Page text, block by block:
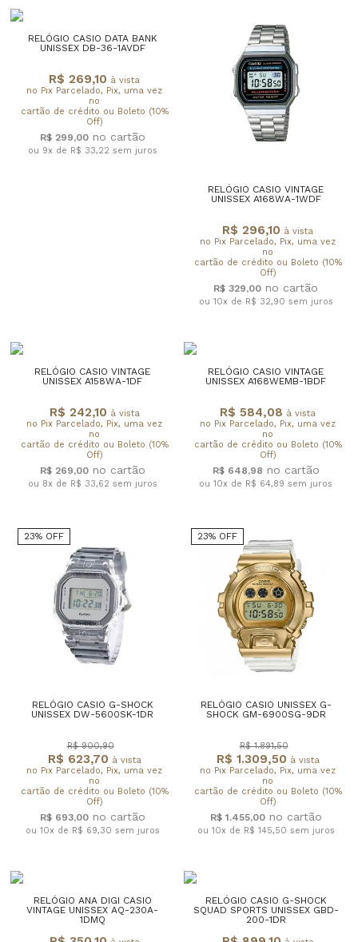
RELÓGIO CASIO DATA BANK
UNISSEX DB-36-1AVDF
R$ 269,10 à vista
no Pix Parcelado, Pix, uma vez
no
cartão de crédito ou Boleto (10%
Off)
R$ 299,00
ou 9x de R$ 33,22 sem juros
RELÓGIO CASIO VINTAGE
UNISSEX A168WA-1WDF
R$ 296,10 à vista
no Pix Parcelado, Pix, uma vez
no
cartão de crédito ou Boleto (10%
Off)
R$ 329,00
ou 10x de R$ 32,90 sem juros
RELÓGIO CASIO VINTAGE
UNISSEX A158WA-1DF
R$ 242,10 à vista
no Pix Parcelado, Pix, uma vez
no
cartão de crédito ou Boleto (10%
Off)
R$ 269,00
ou 8x de R$ 33,62 sem juros
RELÓGIO CASIO VINTAGE
UNISSEX A168WEMB-1BDF
R$ 584,08 à vista
no Pix Parcelado, Pix, uma vez
no
cartão de crédito ou Boleto (10%
Off)
R$ 648,98
ou 10x de R$ 64,89 sem juros
23% OFF
RELÓGIO CASIO G-SHOCK
UNISSEX DW-5600SK-1DR
R$ 623,70 à vista
no Pix Parcelado, Pix, uma vez
no
cartão de crédito ou Boleto (10%
Off)
R$ 900,90
R$ 693,00
ou 10x de R$ 69,30 sem juros
23% OFF
RELÓGIO CASIO UNISSEX G-
SHOCK GM-6900SG-9DR
R$ 1.309,50 à vista
no Pix Parcelado, Pix, uma vez
no
cartão de crédito ou Boleto (10%
Off)
R$ 1.891,50
R$ 1.455,00
ou 10x de R$ 145,50 sem juros
RELÓGIO ANA DIGI CASIO
VINTAGE UNISSEX AQ-230A-
1DMQ
RELÓGIO CASIO G-SHOCK
SQUAD SPORTS UNISSEX GBD-
200-1DR